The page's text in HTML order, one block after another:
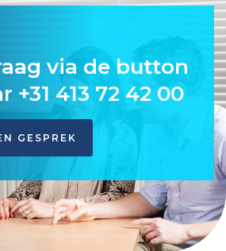
via de button
+31 413 72 42 00
GESPREK